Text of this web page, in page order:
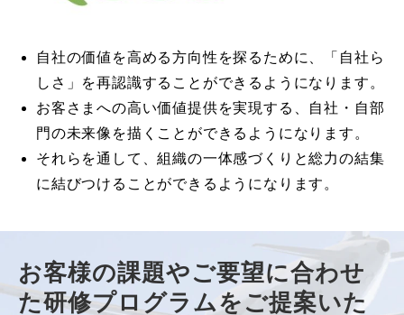
自社の価値を高める方向性を探るために、「自社ら
しさ」を再認識することができるようになります。
お客さまへの高い価値提供を実現する、自社・自部
門の未来像を描くことができるようになります。
それらを通して、組織の一体感づくりと総力の結集
に結びつけることができるようになります。
お客様の課題やご要望に合わせ
た研修プログラムをご提案いた